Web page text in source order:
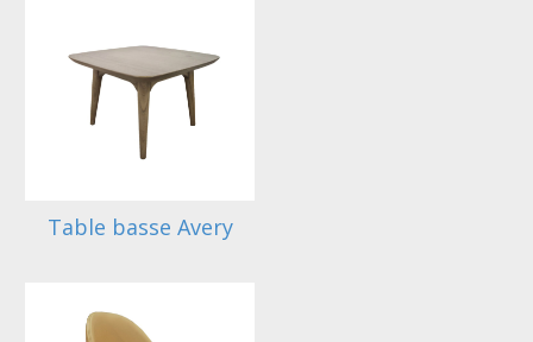
Table basse Avery